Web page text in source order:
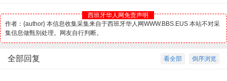
西班牙华人网免责声明
作者：{author} 本信息收集采集来自于西班牙华人网WWW.BBS.EUS 本站不对采
集信息做甄别处理。网友自行判断。
倒序浏览
看全部
全部回复